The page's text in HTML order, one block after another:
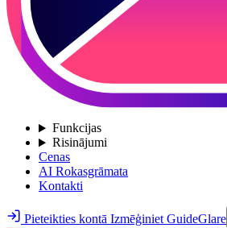
Funkcijas
Risinājumi
Cenas
AI Rokasgrāmata
Kontakti
Pieteikties kontā Izmēģiniet GuideGlare